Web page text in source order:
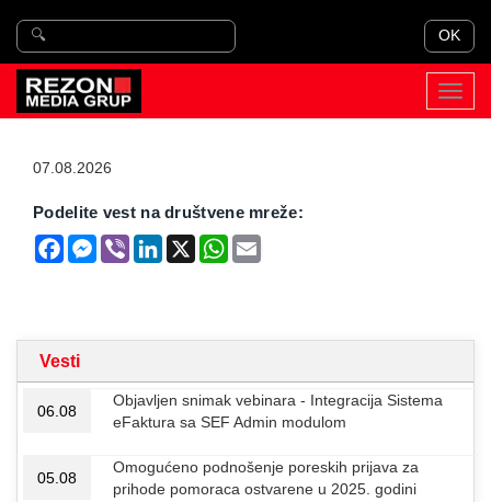
OK
07.08.2026
Podelite vest na društvene mreže:
FacebookMessenger
Viber LinkedIn
X WhatsApp
Vesti
06.08
Objavljen snimak vebinara - Integracija Sistema
eFaktura sa SEF Admin modulom
05.08
Omogućeno podnošenje poreskih prijava za
prihode pomoraca ostvarene u 2025. godini